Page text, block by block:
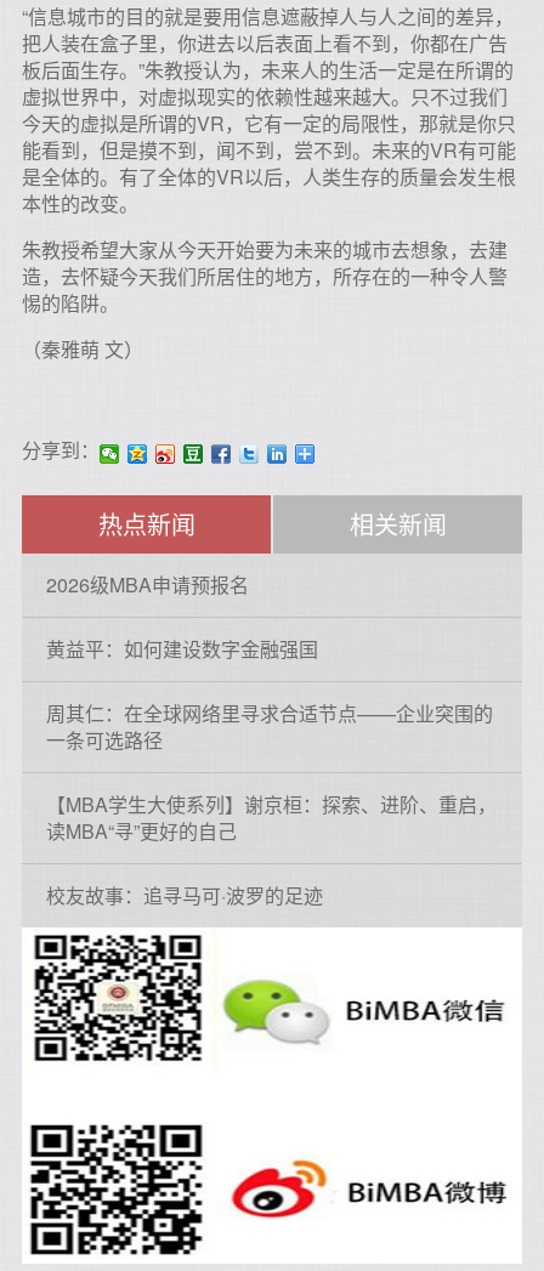
“信息城市的目的就是要用信息遮蔽掉人与人之间的差异，
把人装在盒子里，你进去以后表面上看不到，你都在广告
板后面生存。”朱教授认为，未来人的生活一定是在所谓的
虚拟世界中，对虚拟现实的依赖性越来越大。只不过我们
今天的虚拟是所谓的VR，它有一定的局限性，那就是你只
能看到，但是摸不到，闻不到，尝不到。未来的VR有可能
是全体的。有了全体的VR以后，人类生存的质量会发生根
本性的改变。
朱教授希望大家从今天开始要为未来的城市去想象，去建
造，去怀疑今天我们所居住的地方，所存在的一种令人警
惕的陷阱。
（秦雅萌 文）
分享到：
热点新闻 相关新闻
2026级MBA申请预报名
黄益平：如何建设数字金融强国
周其仁：在全球网络里寻求合适节点——企业突围的
一条可选路径
【MBA学生大使系列】谢京桓：探索、进阶、重启，
读MBA“寻”更好的自己
校友故事：追寻马可·波罗的足迹